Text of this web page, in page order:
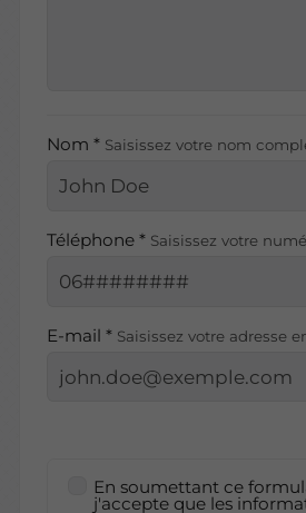
Nom * Saisissez votre nom
Téléphone * Saisissez votre
E-mail * Saisissez votre adresse
En soumettant ce
j'accepte que les